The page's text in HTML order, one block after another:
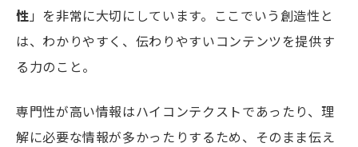
性 」を非常に大切にしています。ここでいう創造性と
は、わかりやすく、伝わりやすいコンテンツを提供す
る力のこと。
専門性が高い情報はハイコンテクストであったり、理
解に必要な情報が多かったりするため、そのまま伝え